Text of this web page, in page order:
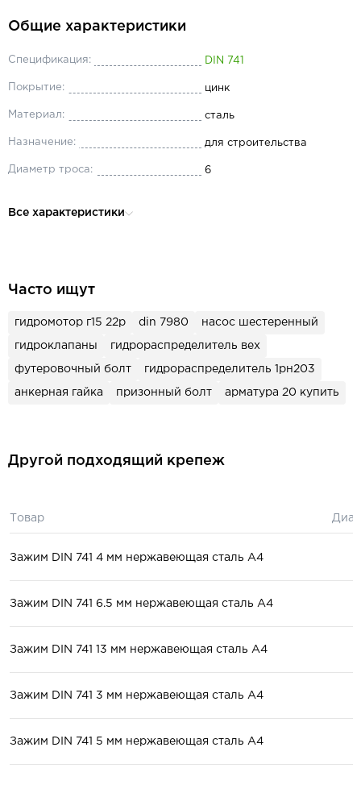
Общие характеристики
Спецификация: DIN 741
Покрытие: цинк
Материал: сталь
Назначение: для строительства
Диаметр троса: 6
Все характеристики
Часто ищут
гидромотор г15 22р din 7980 насос шестеренный
гидроклапаны гидрораспределитель вех
футеровочный болт гидрораспределитель 1рн203
анкерная гайка призонный болт арматура 20 купить
Другой подходящий крепеж
Товар
Зажим DIN 741 4 мм нержавеющая сталь А4
Зажим DIN 741 6.5 мм нержавеющая сталь А4
Зажим DIN 741 13 мм нержавеющая сталь А4
Зажим DIN 741 3 мм нержавеющая сталь А4
Зажим DIN 741 5 мм нержавеющая сталь А4